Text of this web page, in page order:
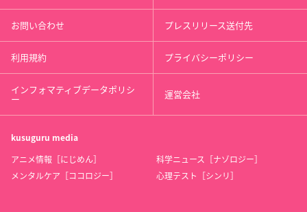
お問い合わせ プレスリリース送付先
利用規約 プライバシーポリシー
インフォマティブデータポリシ
ー 運営会社
kusuguru media
アニメ情報［にじめん］
科学ニュース［ナゾロジー］
メンタルケア［ココロジー］
心理テスト［シンリ］